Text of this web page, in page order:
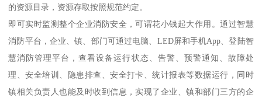
的资源目录，资源存取按照规范约定。
即可实时监测整个企业消防安全，可谓花小钱起大作用。通过智慧
消防平台，企业、镇、部门可通过电脑、LED屏和手机App、登陆智
慧消防管理平台，查看设备运行状态、告警、预警通知、故障处
理、安全培训、隐患排查、安全打卡、统计报表等数据运行，同时
镇相关负责人也能及时收到信息，实现了企业、镇和部门三方的企